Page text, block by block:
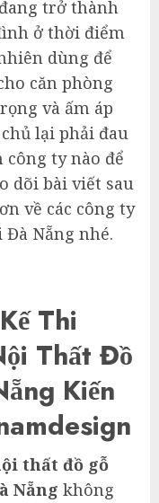
trở thành
ở thời điểm
dùng để
căn phòng
và ấm áp
lại phải đau
ty nào để
dõi bài viết sau
về các công ty
Nẵng nhé.
Thi
Thất Đồ
Kiến
thất đồ gỗ
Nẵng không